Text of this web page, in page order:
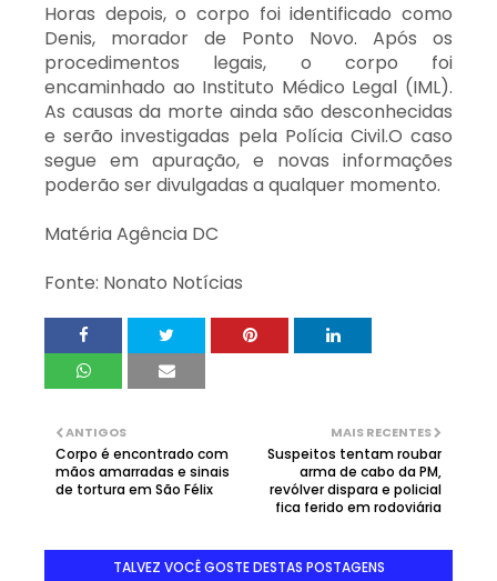
Horas depois, o corpo foi identificado como
Denis, morador de Ponto Novo. Após os
procedimentos legais, o corpo foi
encaminhado ao Instituto Médico Legal (IML).
As causas da morte ainda são desconhecidas
e serão investigadas pela Polícia Civil.O caso
segue em apuração, e novas informações
poderão ser divulgadas a qualquer momento.
Matéria Agência DC
Fonte: Nonato Notícias
MAIS RECENTES
Suspeitos tentam roubar
arma de cabo da PM,
revólver dispara e policial
fica ferido em rodoviária
ANTIGOS
Corpo é encontrado com
mãos amarradas e sinais
de tortura em São Félix
TALVEZ VOCÊ GOSTE DESTAS POSTAGENS